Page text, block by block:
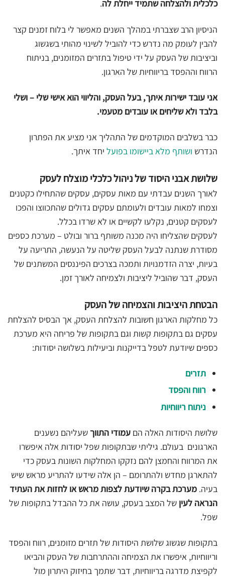
כלכלית ולהצלחה שתמיד ייחלת לה.
הניסיון הרב שצברתי במהלך השנים מאפשר לי בלוח זמנים קצר
להבין לעומק מה נדרש כדי להוביל לשינוי מהותי בשגשוג
וביציבות של העסק על ידי טיפול בתזרים המזומנים, בניתוח
הרווח וההפסד בריווחיות של הארגון.
אני עובד ישירות איתך, בעל העסק, והליווי הוא אישי שלי – ושלי
בלבד ולא שליחים או עובדים מטעמי.
כבר בשלבים המוקדמים של התהליך אני מציע את הפתרון
הנדרש ושותף מלא ביישומו בפועליחד איתך.
שלושת אבני היסוד של ניהול כלכלי מוצלח לעסק
לאורך השנים עבדתי עם מאות עסקים, עסקים שהתחילו כקטנים
וצמחו למאות עובדים ולעומתם עסקים גדולים שהתכווצו והפכו
לעסקים קטנים, נקלעו לקשיים או לא שרדו בכלל.
לעסקים שהצליחו היה מכנה משותף ברור ובולט – מערכת כספים
מסודרת שנתנה לבעל העסק שליטה על הנעשה, התריעה על
בעיות, יצרה הזדמנויות ותמכה בצרכים הפיננסים המשתנים של
העסק, דבר שהוביל ליציבות ולצמיחה לאורך זמן.
הבטחת היציבות והצמיחה של העסק
כל מחלקות הארגון חשובות להצלחת העסק, אך הבסיס להצלחת
עסקים גם בתקופות קשות וגם בתקופות של פריחה היא מערכת
כספים שיודעת לטפל בדייקנות וביעילות בשלושה יסודות:
תזרים
רווח והפסד
ניתוח ריווחיות
שלושת היסודות האלה הם עמודי התווךשעליהם נשענים
הארגונים בעולם. גיליתי שבתקופות שפל יסודות אלה איפשרו
את המרווח והחמצן להם נזקקו המחלקות השונות בעסק כדי
להתארגן מחדש ולהתרומם – הן אלה שידעו להתריע מראש שיש
בעיה. מערכת בקרה שיודעת לצפות מראש או לחזות את העתיד
הנראה לעיןשל המצב בעסק, עושה את כל ההבדל בתקופות של
שפל.
בתקופות שגשוג שלושת היסודות של תזרים מזומנים, רווח והפסד
וריווחיות, איפשרו את הצמיחה וההתרחבות של העסק והביאו
לקפיצת מדרגה בריווחיות, דבר שתמך בחיזוק היתרון מול